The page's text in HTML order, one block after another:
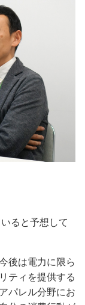
ると予想して
後は電力に限ら
ティを提供する
パレル分野にお